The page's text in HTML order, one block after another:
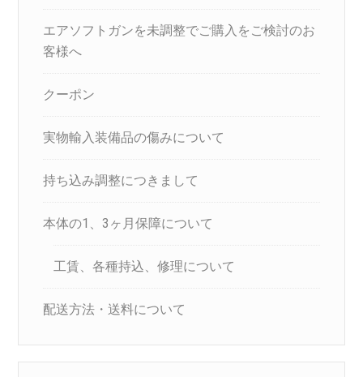
エアソフトガンを未調整でご購入をご検討のお
客様へ
クーポン
実物輸入装備品の傷みについて
持ち込み調整につきまして
本体の1、3ヶ月保障について
工賃、各種持込、修理について
配送方法・送料について